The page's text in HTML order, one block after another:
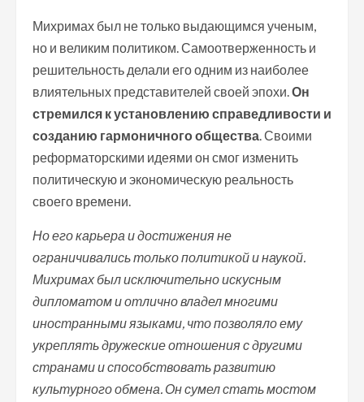
Михримах был не только выдающимся ученым,
но и великим политиком. Самоотверженность и
решительность делали его одним из наиболее
влиятельных представителей своей эпохи.Он
стремился к установлению справедливости и
созданию гармоничного общества. Своими
реформаторскими идеями он смог изменить
политическую и экономическую реальность
своего времени.
Но его карьера и достижения не
ограничивались только политикой и наукой.
Михримах был исключительно искусным
дипломатом и отлично владел многими
иностранными языками, что позволяло ему
укреплять дружеские отношения с другими
странами и способствовать развитию
культурного обмена. Он сумел стать мостом